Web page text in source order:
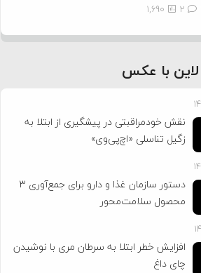
1,690
لاین با عکس
نقش خودمراقبتی در پیشگیری از ابتلا به
زگیل تناسلی «اچ‌پی‌وی»
دستور سازمان غذا و دارو برای جمع‌آوری ۳
محصول سلامت‌محور
افزایش خطر ابتلا به سرطان مری با نوشیدن
چای داغ